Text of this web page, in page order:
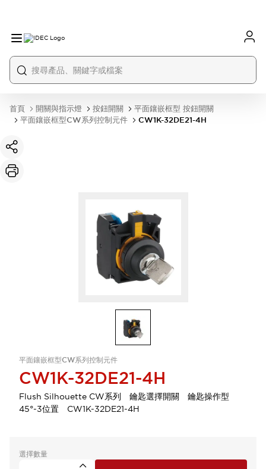
首頁 開關與指示燈 按鈕開關
平面鑲嵌框型 按鈕開關
平面鑲嵌框型CW系列控制元件
CW1K-32DE21-4H
平面鑲嵌框型CW系列控制元件
CW1K-32DE21-4H
Flush Silhouette CW系列 鑰匙選擇開關 鑰匙操作型
45°-3位置 CW1K-32DE21-4H
選擇數量